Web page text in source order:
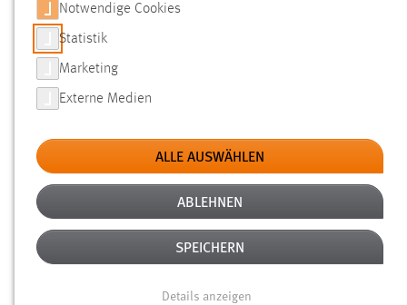
SUCHE
FILTER
Typ
Erstellungsdatum
Alter
Notwendige Cookies
Statistik
Marketing
Externe Medien
ALLE AUSWÄHLEN
ABLEHNEN
SPEICHERN
Details anzeigen